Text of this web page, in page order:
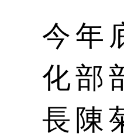
今年
化部
長陳